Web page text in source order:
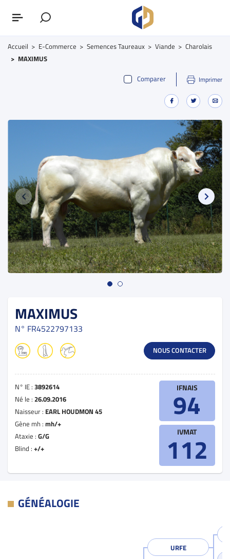
Accueil E-Commerce Semences Taureaux Viande
Charolais
MAXIMUS
Comparer
Imprimer
MAXIMUS
N° FR4522797133
NOUS CONTACTER
N° IE : 3892614
Né le : 26.09.2016
Naisseur : EARL HOUDMON 45
Gène mh : mh/+
Ataxie : G/G
Blind : +/+
IFNAIS
94
IVMAT
112
GÉNÉALOGIE
URFE